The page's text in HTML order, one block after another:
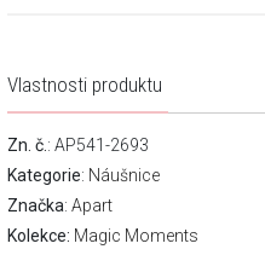
Vlastnosti produktu
Zn. č. : AP541-2693
Kategorie: Náušnice
Značka: Apart
Kolekce: Magic Moments